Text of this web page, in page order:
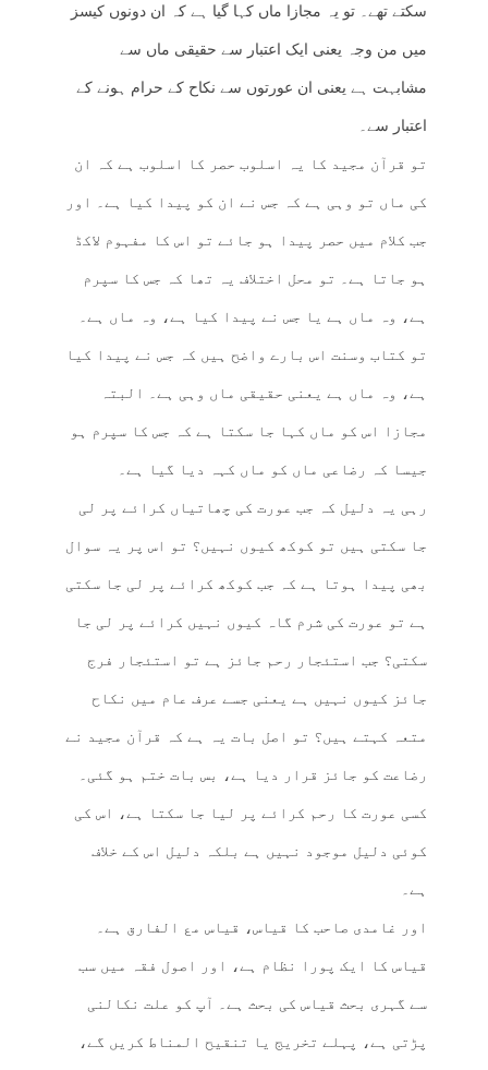
سکتے تھے۔ تو یہ مجازا ماں کہا گیا ہے کہ ان دونوں کیسز
میں من وجہ یعنی ایک اعتبار سے حقیقی ماں سے
مشابہت ہے یعنی ان عورتوں سے نکاح کے حرام ہونے کے
اعتبار سے۔
تو قرآن مجید کا یہ اسلوب حصر کا اسلوب ہے کہ ان
کی ماں تو وہی ہے کہ جس نے ان کو پیدا کیا ہے۔ اور
جب کلام میں حصر پیدا ہو جائے تو اس کا مفہوم لاکڈ
ہو جاتا ہے۔ تو محل اختلاف یہ تھا کہ جس کا سپرم
ہے، وہ ماں ہے یا جس نے پیدا کیا ہے، وہ ماں ہے۔
تو کتاب وسنت اس بارے واضح ہیں کہ جس نے پیدا کیا
ہے، وہ ماں ہے یعنی حقیقی ماں وہی ہے۔ البتہ
مجازا اس کو ماں کہا جا سکتا ہے کہ جس کا سپرم ہو
جیسا کہ رضاعی ماں کو ماں کہہ دیا گیا ہے۔
رہی یہ دلیل کہ جب عورت کی چھاتیاں کرائے پر لی
جا سکتی ہیں تو کوکھ کیوں نہیں؟ تو اس پر یہ سوال
بھی پیدا ہوتا ہے کہ جب کوکھ کرائے پر لی جا سکتی
ہے تو عورت کی شرم گاہ کیوں نہیں کرائے پر لی جا
سکتی؟ جب استئجار رحم جائز ہے تو استئجار فرج
جائز کیوں نہیں ہے یعنی جسے عرف عام میں نکاح
متعہ کہتے ہیں؟ تو اصل بات یہ ہے کہ قرآن مجید نے
رضاعت کو جائز قرار دیا ہے، بس بات ختم ہو گئی۔
کسی عورت کا رحم کرائے پر لیا جا سکتا ہے، اس کی
کوئی دلیل موجود نہیں ہے بلکہ دلیل اس کے خلاف
ہے۔
اور غامدی صاحب کا قیاس، قیاس مع الفارق ہے۔
قیاس کا ایک پورا نظام ہے، اور اصول فقہ میں سب
سے گہری بحث قیاس کی بحث ہے۔ آپ کو علت نکالنی
پڑتی ہے، پہلے تخریج یا تنقیح المناط کریں گے،